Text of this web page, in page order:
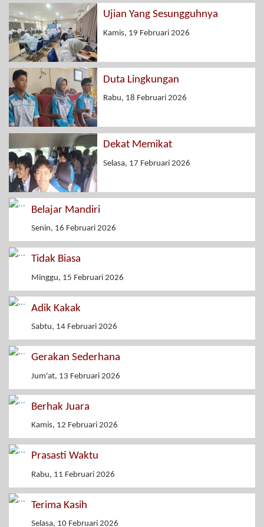
Ujian Yang Sesungguhnya
Kamis, 19 Februari 2026
Duta Lingkungan
Rabu, 18 Februari 2026
Dekat Memikat
Selasa, 17 Februari 2026
Belajar Mandiri
Senin, 16 Februari 2026
Tidak Biasa
Minggu, 15 Februari 2026
Adik Kakak
Sabtu, 14 Februari 2026
Gerakan Sederhana
Jum'at, 13 Februari 2026
Berhak Juara
Kamis, 12 Februari 2026
Prasasti Waktu
Rabu, 11 Februari 2026
Terima Kasih
Selasa, 10 Februari 2026